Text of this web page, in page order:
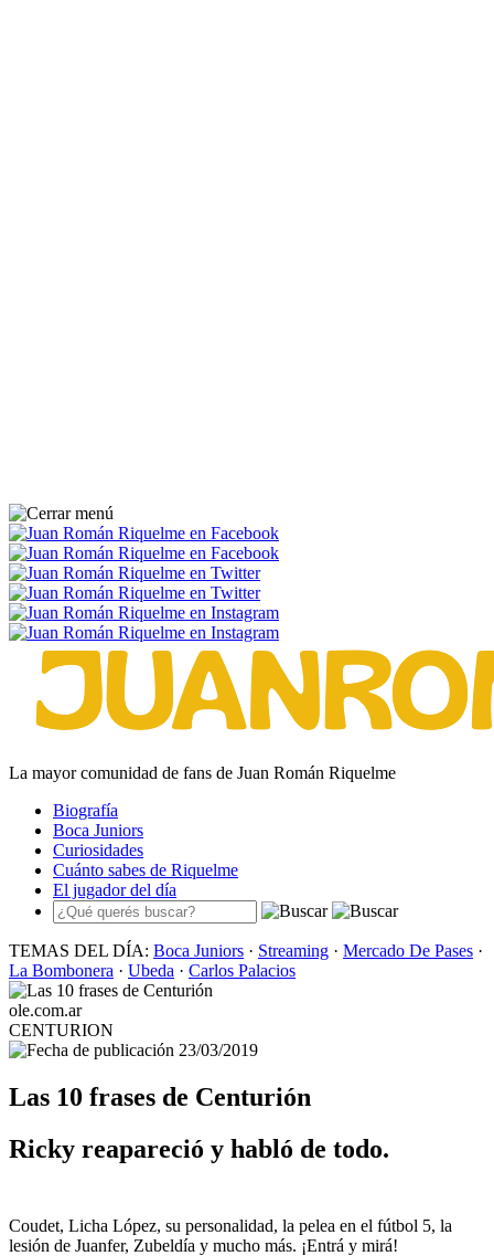
La mayor comunidad de fans de Juan Román Riquelme
Biografía
Boca Juniors
Curiosidades
Cuánto sabes de Riquelme
El jugador del día
TEMAS DEL DÍA: Boca Juniors · Streaming · Mercado De Pases ·
La Bombonera · Ubeda · Carlos Palacios
ole.com.ar
CENTURION
23/03/2019
Las 10 frases de Centurión
Ricky reapareció y habló de todo.
Coudet, Licha López, su personalidad, la pelea en el fútbol 5, la
lesión de Juanfer, Zubeldía y mucho más. ¡Entrá y mirá!